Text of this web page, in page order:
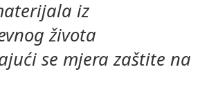
iz
života
se mjera zaštite na